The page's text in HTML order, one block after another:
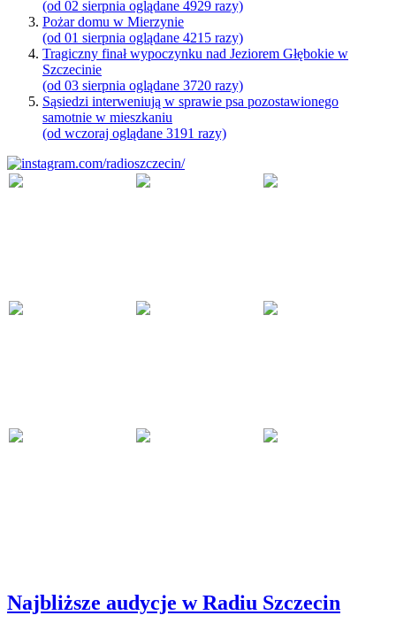
(od 02 sierpnia oglądane 4929 razy)
Pożar domu w Mierzynie
(od 01 sierpnia oglądane 4215 razy)
Tragiczny finał wypoczynku nad Jeziorem Głębokie w
Szczecinie
(od 03 sierpnia oglądane 3720 razy)
Sąsiedzi interweniują w sprawie psa pozostawionego
samotnie w mieszkaniu
(od wczoraj oglądane 3191 razy)
Najbliższe audycje w Radiu Szczecin